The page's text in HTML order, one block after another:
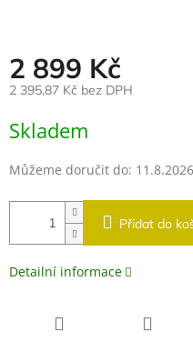
2 899 Kč
2 395,87 Kč bez DPH
cena:
Skladem
Můžeme doručit do: 11.8.2026
Přidat do
Detailní informace